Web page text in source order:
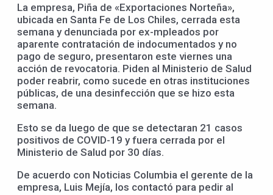
La empresa, Piña de «Exportaciones Norteña»,
ubicada en Santa Fe de Los Chiles, cerrada esta
semana y denunciada por ex-mpleados por
aparente contratación de indocumentados y no
pago de seguro, presentaron este viernes una
acción de revocatoria. Piden al Ministerio de Salud
poder reabrir, como sucede en otras instituciones
públicas, de una desinfección que se hizo esta
semana.
Esto se da luego de que se detectaran 21 casos
positivos de COVID-19 y fuera cerrada por el
Ministerio de Salud por 30 días.
De acuerdo con Noticias Columbia el gerente de la
empresa, Luis Mejía, los contactó para pedir al